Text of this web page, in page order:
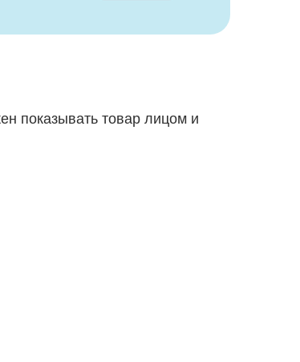
показывать товар лицом и